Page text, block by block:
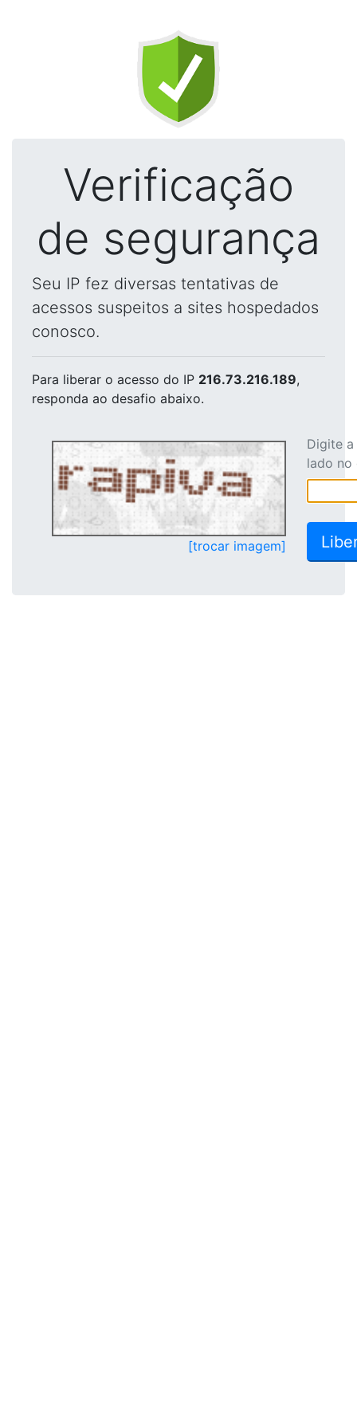
Verificação
de segurança
Seu IP fez diversas tentativas de
acessos suspeitos a sites hospedados
conosco.
Para liberar o acesso do IP 216.73.216.189,
responda ao desafio abaixo.
[trocar imagem]
Digite
lado no